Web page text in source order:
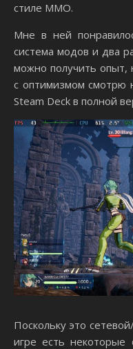
стиле MMO.
Мне в ней
система модов и два
можно получить опыт,
с оптимизмом смотрю
Steam Deck в полной
Поскольку это
игре есть